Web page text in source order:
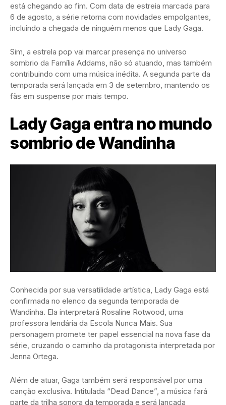
está chegando ao fim. Com data de estreia marcada para
6 de agosto, a série retorna com novidades empolgantes,
incluindo a chegada de ninguém menos que Lady Gaga.
Sim, a estrela pop vai marcar presença no universo
sombrio da Família Addams, não só atuando, mas também
contribuindo com uma música inédita. A segunda parte da
temporada será lançada em 3 de setembro, mantendo os
fãs em suspense por mais tempo.
Lady Gaga entra no mundo
sombrio de Wandinha
Conhecida por sua versatilidade artística, Lady Gaga está
confirmada no elenco da segunda temporada de
Wandinha. Ela interpretará Rosaline Rotwood, uma
professora lendária da Escola Nunca Mais. Sua
personagem promete ter papel essencial na nova fase da
série, cruzando o caminho da protagonista interpretada por
Jenna Ortega.
Além de atuar, Gaga também será responsável por uma
canção exclusiva. Intitulada “Dead Dance”, a música fará
parte da trilha sonora da temporada e será lançada